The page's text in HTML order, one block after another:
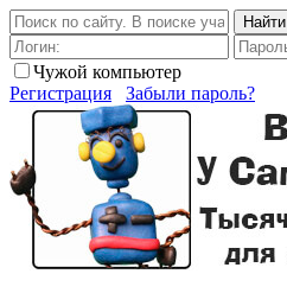
Найти
Чужой компьютер
Регистрация
Забыли пароль?